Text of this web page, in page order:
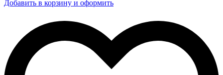
Добавить в корзину и оформить